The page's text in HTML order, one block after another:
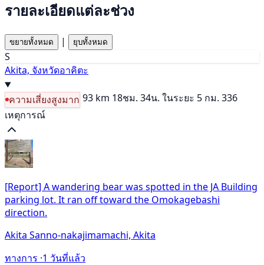
รายละเอียดแต่ละช่วง
ขยายทั้งหมด | ยุบทั้งหมด
S
Akita, จังหวัดอาคิตะ
ความเสี่ยงสูงมาก 93 km 18ชม. 34น. ในระยะ 5 กม. 336
เหตุการณ์
[Report] A wandering bear was spotted in the JA Building
parking lot. It ran off toward the Omokagebashi
direction.
Akita Sanno-nakajimamachi, Akita
ทางการ ·1 วันที่แล้ว